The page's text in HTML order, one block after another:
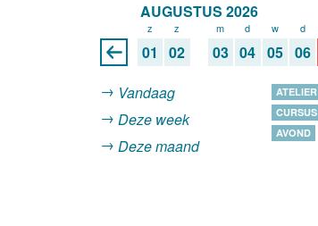
AUGUSTUS 2026
z
01
z
02
m
03
d
04
w
05
d
06
Vandaag
Deze week
Deze maand
ATELIER
CURSUS
AVOND